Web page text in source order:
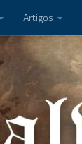
Artigos